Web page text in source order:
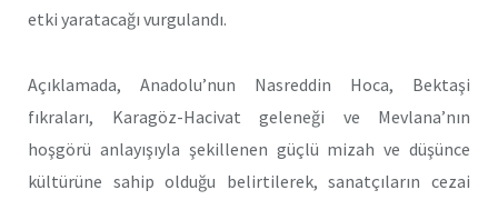
etki yaratacağı vurgulandı.
Açıklamada, Anadolu’nun Nasreddin Hoca, Bektaşi
fıkraları, Karagöz-Hacivat geleneği ve Mevlana’nın
hoşgörü anlayışıyla şekillenen güçlü mizah ve düşünce
kültürüne sahip olduğu belirtilerek, sanatçıların cezai